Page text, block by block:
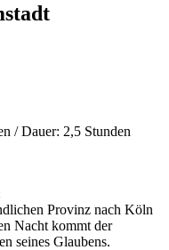
/ Dauer: 2,5 Stunden
Provinz nach Köln
Nacht kommt der
seines Glaubens.